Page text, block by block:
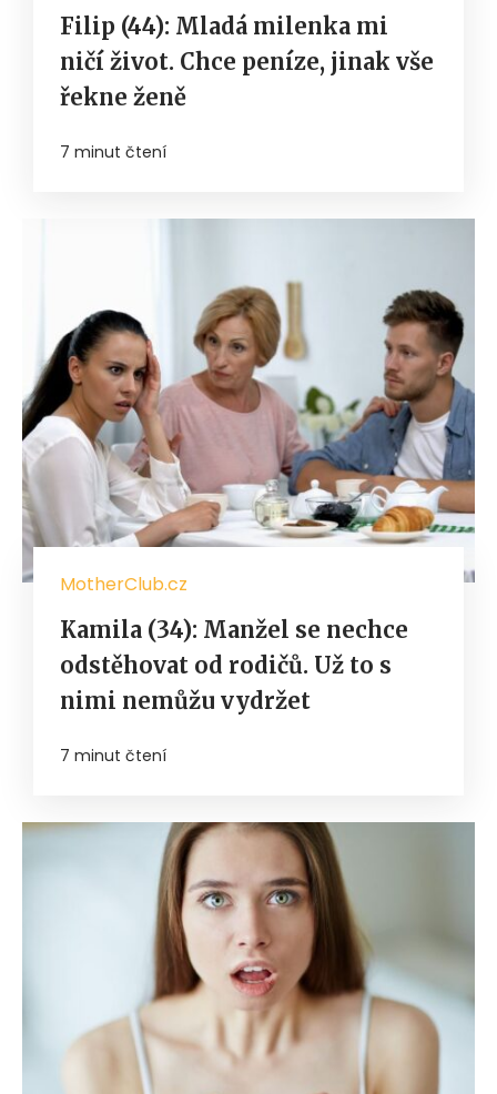
Filip (44): Mladá milenka mi
ničí život. Chce peníze, jinak vše
řekne ženě
7 minut čtení
MotherClub.cz
Kamila (34): Manžel se nechce
odstěhovat od rodičů. Už to s
nimi nemůžu vydržet
7 minut čtení